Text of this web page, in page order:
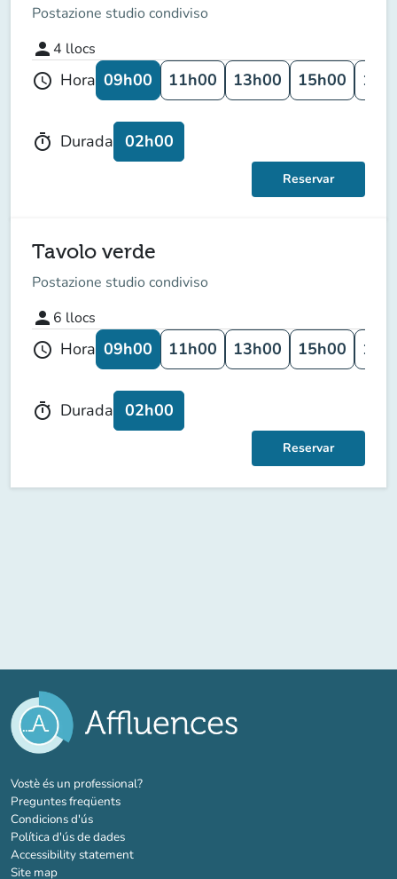
Postazione studio condiviso
person 4 llocs
schedule Hora 09h00 11h00 13h00 15h00
timer Durada 02h00
Reservar
Tavolo verde
Postazione studio condiviso
person 6 llocs
schedule Hora 09h00 11h00 13h00 15h00
timer Durada 02h00
Reservar
Vostè és un professional?(new tab)
Preguntes freqüents
Condicions d'ús
Política d'ús de dades
Accessibility statement
Site map